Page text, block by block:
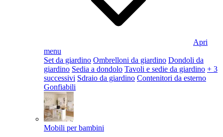
Apri
menu
Set da giardino Ombrelloni da giardino Dondoli da
giardino Sedia a dondolo Tavoli e sedie da giardino + 3
successivi Sdraio da giardino Contenitori da esterno
Gonfiabili
Mobili per bambini